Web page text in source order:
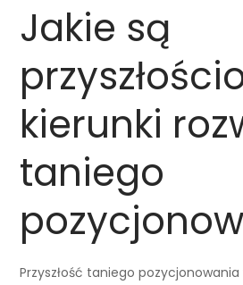
Jakie są
kierunki
taniego
Przyszłość taniego pozycjonowania